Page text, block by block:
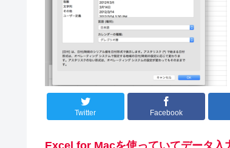
Twitter Facebook
Excel for Macを使っていてデータ入